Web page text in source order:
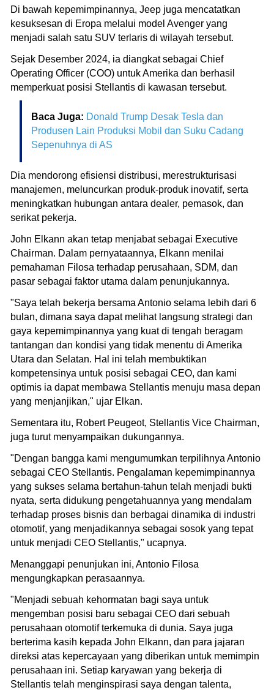
Di bawah kepemimpinannya, Jeep juga mencatatkan
kesuksesan di Eropa melalui model Avenger yang
menjadi salah satu SUV terlaris di wilayah tersebut.
Sejak Desember 2024, ia diangkat sebagai Chief
Operating Officer (COO) untuk Amerika dan berhasil
memperkuat posisi Stellantis di kawasan tersebut.
Baca Juga: Donald Trump Desak Tesla dan
Produsen Lain Produksi Mobil dan Suku Cadang
Sepenuhnya di AS
Dia mendorong efisiensi distribusi, merestrukturisasi
manajemen, meluncurkan produk-produk inovatif, serta
meningkatkan hubungan antara dealer, pemasok, dan
serikat pekerja.
John Elkann akan tetap menjabat sebagai Executive
Chairman. Dalam pernyataannya, Elkann menilai
pemahaman Filosa terhadap perusahaan, SDM, dan
pasar sebagai faktor utama dalam penunjukannya.
"Saya telah bekerja bersama Antonio selama lebih dari 6
bulan, dimana saya dapat melihat langsung strategi dan
gaya kepemimpinannya yang kuat di tengah beragam
tantangan dan kondisi yang tidak menentu di Amerika
Utara dan Selatan. Hal ini telah membuktikan
kompetensinya untuk posisi sebagai CEO, dan kami
optimis ia dapat membawa Stellantis menuju masa depan
yang menjanjikan," ujar Elkan.
Sementara itu, Robert Peugeot, Stellantis Vice Chairman,
juga turut menyampaikan dukungannya.
"Dengan bangga kami mengumumkan terpilihnya Antonio
sebagai CEO Stellantis. Pengalaman kepemimpinannya
yang sukses selama bertahun-tahun telah menjadi bukti
nyata, serta didukung pengetahuannya yang mendalam
terhadap proses bisnis dan berbagai dinamika di industri
otomotif, yang menjadikannya sebagai sosok yang tepat
untuk menjadi CEO Stellantis," ucapnya.
Menanggapi penunjukan ini, Antonio Filosa
mengungkapkan perasaannya.
"Menjadi sebuah kehormatan bagi saya untuk
mengemban posisi baru sebagai CEO dari sebuah
perusahaan otomotif terkemuka di dunia. Saya juga
berterima kasih kepada John Elkann, dan para jajaran
direksi atas kepercayaan yang diberikan untuk memimpin
perusahaan ini. Setiap karyawan yang bekerja di
Stellantis telah menginspirasi saya dengan talenta,